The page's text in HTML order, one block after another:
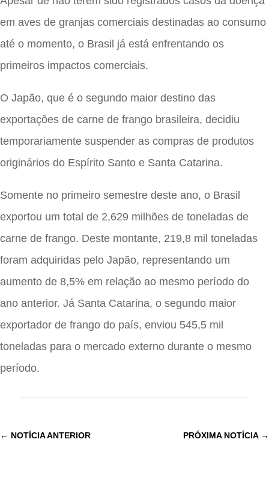
em aves de granjas comerciais destinadas ao consumo
até o momento, o Brasil já está enfrentando os
primeiros impactos comerciais.
O Japão, que é o segundo maior destino das
exportações de carne de frango brasileira, decidiu
temporariamente suspender as compras de produtos
originários do Espírito Santo e Santa Catarina.
Somente no primeiro semestre deste ano, o Brasil
exportou um total de 2,629 milhões de toneladas de
carne de frango. Deste montante, 219,8 mil toneladas
foram adquiridas pelo Japão, representando um
aumento de 8,5% em relação ao mesmo período do
ano anterior. Já Santa Catarina, o segundo maior
exportador de frango do país, enviou 545,5 mil
toneladas para o mercado externo durante o mesmo
período.
← NOTÍCIA ANTERIOR PRÓXIMA NOTÍCIA→